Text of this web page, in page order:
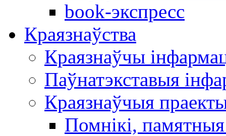
book-экспресс
Краязнаўства
Краязнаўчы
Паўнатэкставыя
Краязнаўчыя
Помнікі,